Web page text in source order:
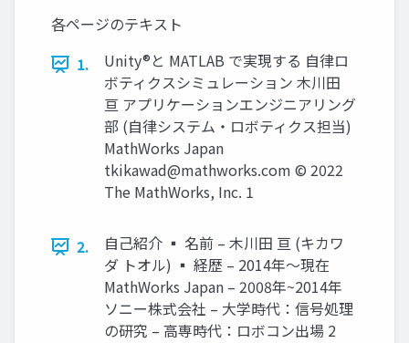
各ページのテキスト
1.
Unity®と MATLAB で実現する 自律ロ
ボティクスシミュレーション 木川田
亘 アプリケーションエンジニアリング
部 (自律システム・ロボティクス担当)
MathWorks Japan
tkikawad@mathworks.com © 2022
The MathWorks, Inc. 1
2.
自己紹介 ▪ 名前 – 木川田 亘 (キカワ
ダ トオル) ▪ 経歴 – 2014年～現在
MathWorks Japan – 2008年~2014年
ソニー株式会社 – 大学時代：信号処理
の研究 – 高専時代：ロボコン出場 2